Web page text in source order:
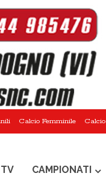
Calcio Femminile
TV CAMPIONATI